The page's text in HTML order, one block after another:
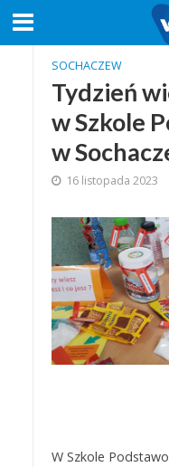
SOCHACZEW
Tydzień
w Szkole
w
16 listopada 2023
W Szkole